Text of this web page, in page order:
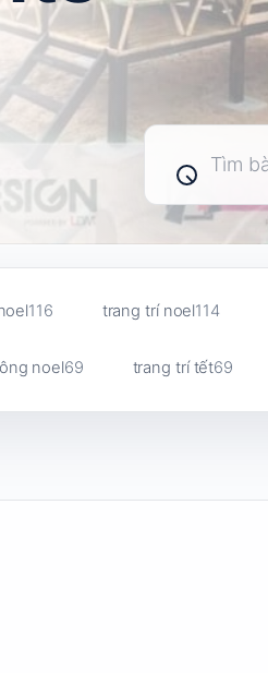
Tìm
kiếm
bài
116 trang trí noel114
noel69 trang trí tết69